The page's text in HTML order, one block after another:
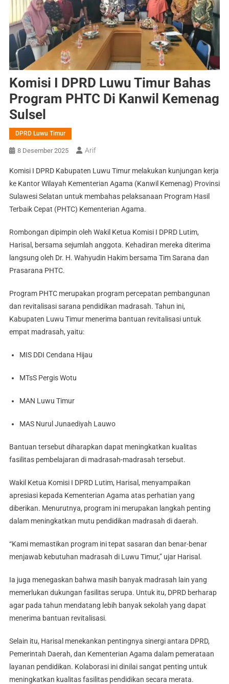
Komisi I DPRD Luwu Timur Bahas
Program PHTC Di Kanwil Kemenag
Sulsel
DPRD Luwu Timur
8 Desember 2025 Arif
Komisi I DPRD Kabupaten Luwu Timur melakukan kunjungan kerja
ke Kantor Wilayah Kementerian Agama (Kanwil Kemenag) Provinsi
Sulawesi Selatan untuk membahas pelaksanaan Program Hasil
Terbaik Cepat (PHTC) Kementerian Agama.
Rombongan dipimpin oleh Wakil Ketua Komisi I DPRD Lutim,
Harisal, bersama sejumlah anggota. Kehadiran mereka diterima
langsung oleh Dr. H. Wahyudin Hakim bersama Tim Sarana dan
Prasarana PHTC.
Program PHTC merupakan program percepatan pembangunan
dan revitalisasi sarana pendidikan madrasah. Tahun ini,
Kabupaten Luwu Timur menerima bantuan revitalisasi untuk
empat madrasah, yaitu:
MIS DDI Cendana Hijau
MTsS Pergis Wotu
MAN Luwu Timur
MAS Nurul Junaediyah Lauwo
Bantuan tersebut diharapkan dapat meningkatkan kualitas
fasilitas pembelajaran di madrasah-madrasah tersebut.
Wakil Ketua Komisi I DPRD Lutim, Harisal, menyampaikan
apresiasi kepada Kementerian Agama atas perhatian yang
diberikan. Menurutnya, program ini merupakan langkah penting
dalam meningkatkan mutu pendidikan madrasah di daerah.
“Kami memastikan program ini tepat sasaran dan benar-benar
menjawab kebutuhan madrasah di Luwu Timur,” ujar Harisal.
Ia juga menegaskan bahwa masih banyak madrasah lain yang
memerlukan dukungan fasilitas serupa. Untuk itu, DPRD berharap
agar pada tahun mendatang lebih banyak sekolah yang dapat
menerima bantuan revitalisasi.
Selain itu, Harisal menekankan pentingnya sinergi antara DPRD,
Pemerintah Daerah, dan Kementerian Agama dalam pemerataan
layanan pendidikan. Kolaborasi ini dinilai sangat penting untuk
meningkatkan kualitas fasilitas pendidikan secara merata.